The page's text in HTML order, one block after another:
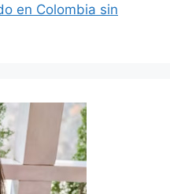
en Colombia sin